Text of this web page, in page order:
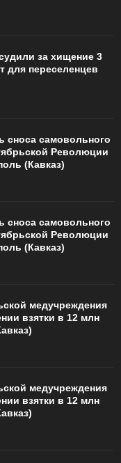
за хищение 3
для переселенцев
сноса самовольного
Революции
(Кавказ)
сноса самовольного
Революции
(Кавказ)
медучреждения
взятки в 12 млн
медучреждения
взятки в 12 млн